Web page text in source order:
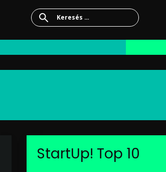
Keresés:
StartUp! Top 10